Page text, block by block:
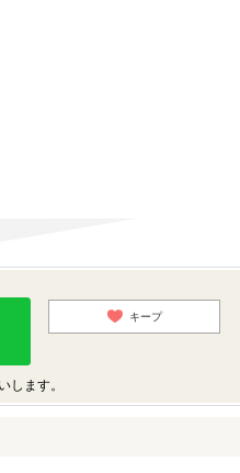
キープ
します。